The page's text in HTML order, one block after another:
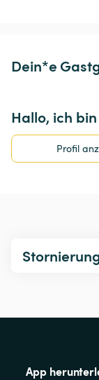
Dein*e
Hallo, ich
Profil
App